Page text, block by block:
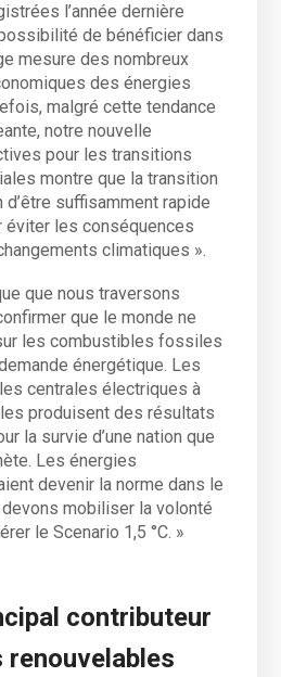
l’année dernière
de bénéficier dans
mesure des nombreux
des énergies
malgré cette tendance
notre nouvelle
pour les transitions
montre que la transition
suffisamment rapide
éviter les conséquences
climatiques ».
que nous traversons
que le monde ne
les combustibles fossiles
énergétique. Les
centrales électriques à
produisent des résultats
la survie d’une nation que
Les énergies
devenir la norme dans le
mobiliser la volonté
le Scenario 1,5 °C. »
contributeur
renouvelables